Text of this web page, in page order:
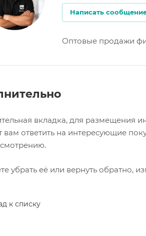
Написать
Оптовые продажи
вкладка, для размещения
ответить на интересующие
убрать её или вернуть обратно,
к списку